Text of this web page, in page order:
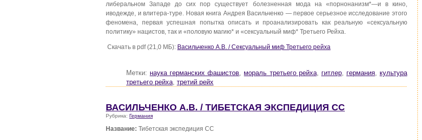
либеральном Западе до сих пор существует болезненная мода на «порнонанизм*—и в кино,
иводежде, и влитера-туре. Новая книга Андрея Васильченко — первое серьезное исследование этого
феномена, первая успешная попытка описать и проанализировать как реальную «сексуальную
политику» нацистов, так и «половую магию* и «сексуальный миф* Третьего Рейха.
Скачать в pdf (21,0 МБ): Васильченко А.В. / Сексуальный миф Третьего рейха
Метки:наука германских фашистов ,мораль третьего рейха, гитлер, германия,культура
третьего рейха третий рейх
ВАСИЛЬЧЕНКО А.В. / ТИБЕТСКАЯ ЭКСПЕДИЦИЯ СС
Рубрика: Германия
Название: Тибетская экспедиция СС